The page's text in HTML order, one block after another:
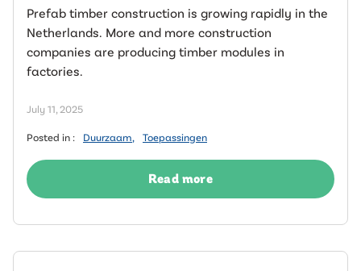
Prefab timber construction is growing rapidly in the
Netherlands. More and more construction
companies are producing timber modules in
factories.
July 11, 2025
Posted in : Duurzaam, Toepassingen
Read more